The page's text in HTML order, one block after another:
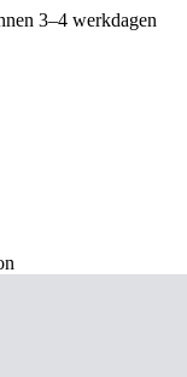
3–4 werkdagen